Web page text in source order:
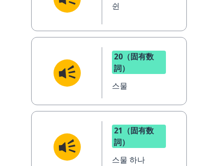
쉰
20（固有数
詞）
스물
21（固有数
詞）
스물 하나